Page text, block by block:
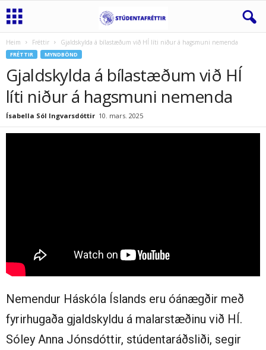
Heim Fréttir Gjaldskylda á bílastæðum við HÍ líti niður á hagsmuni nemenda
FRÉTTIR MYNDBÖND
Gjaldskylda á bílastæðum við HÍ
líti niður á hagsmuni nemenda
Ísabella Sól Ingvarsdóttir 10. mars. 2025
Nemendur Háskóla Íslands eru óánægðir með
fyrirhugaða gjaldskyldu á malarstæðinu við HÍ.
Sóley Anna Jónsdóttir, stúdentaráðsliði, segir